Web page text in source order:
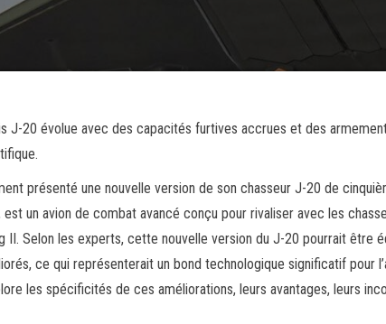
J-20 évolue avec des capacités furtives accrues et des
présenté une nouvelle version de son chasseur J-20 de
est un avion de combat avancé conçu pour rivaliser avec les
II. Selon les experts, cette nouvelle version du J-20 pourrait être
ce qui représenterait un bond technologique significatif pour
les spécificités de ces améliorations, leurs avantages, leurs